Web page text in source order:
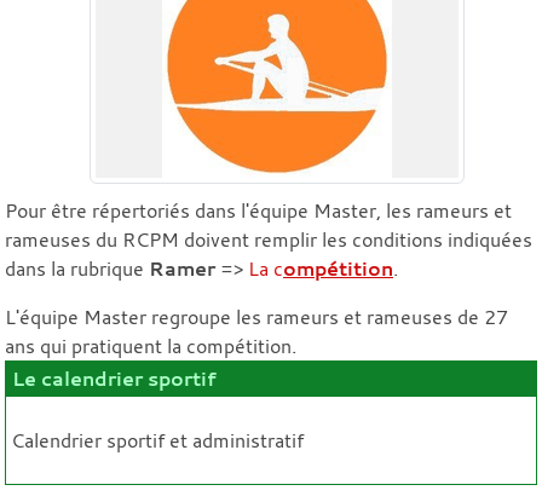
Pour être répertoriés dans l'équipe Master, les rameurs et
rameuses du RCPM doivent remplir les conditions indiquées
dans la rubrique Ramer=> La compétition.
L'équipe Master regroupe les rameurs et rameuses de 27
ans qui pratiquent la compétition.
Le calendrier sportif
Calendrier sportif et administratif